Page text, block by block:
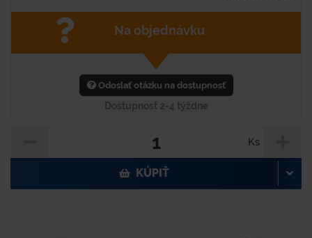
Na objednávku
Odoslať otázku na dostupnosť
Dostupnosť 2-4 týždne
Ks
KÚPIŤ